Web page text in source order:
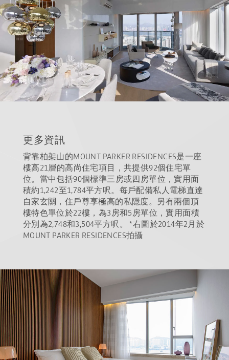
更多資訊
背靠柏架山的MOUNT PARKER RESIDENCES是一座
樓高21層的高尚住宅項目，共提供92個住宅單
位。當中包括90個標準三房或四房單位，實用面
積約1,242至1,784平方呎。每戶配備私人電梯直達
自家玄關，住戶尊享極高的私隱度。另有兩個頂
樓特色單位於22樓，為3房和5房單位，實用面積
分別為2,748和3,504平方呎。 *右圖於2014年2月於
MOUNT PARKER RESIDENCES拍攝